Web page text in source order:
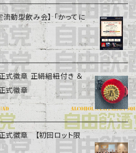
動型飲み会】 「かってに
式徽章 正絹組紐付き ＆
式徽章
式徽章 【初回ロット限